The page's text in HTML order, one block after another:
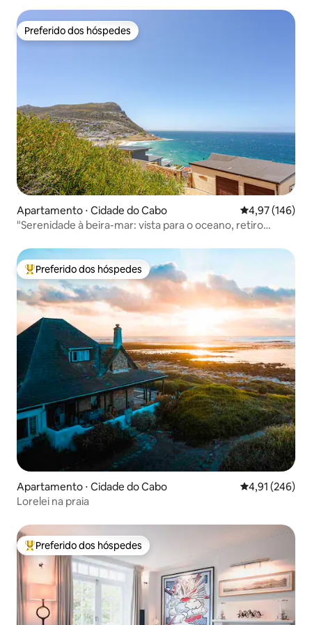
Preferido dos hóspedes
Preferido dos hóspedes
Apartamento ⋅ Cidade do Cabo 4,97 de uma
4,97 (146)
"Serenidade à beira-mar: vista para o oceano, retiro
Entre os melhores preferidos dos hóspedes
Preferido dos hóspedes
Apartamento ⋅ Cidade do Cabo 4,91 de uma
4,91 (246)
Lorelei na praia
Entre os melhores preferidos dos hóspedes
Preferido dos hóspedes